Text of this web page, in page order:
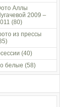
Аллы
2009 –
(80)
из прессы
(40)
белые (58)